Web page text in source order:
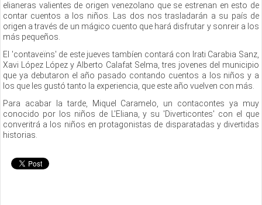
elianeras valientes de origen venezolano que se estrenan en esto de
contar cuentos a los niños. Las dos nos trasladarán a su país de
origen a través de un mágico cuento que hará disfrutar y sonreir a los
más pequeños.
El 'contaveïns' de este jueves tambíen contará con Irati Carabia Sanz,
Xavi López López y Alberto Calafat Selma, tres jovenes del municipio
que ya debutaron el año pasado contando cuentos a los niños y a
los que les gustó tanto la experiencia, que este año vuelven con más.
Para acabar la tarde, Miquel Caramelo, un contacontes ya muy
conocido por los niños de L'Eliana, y su 'Diverticontes' con el que
converitrá a los niños en protagonistas de disparatadas y divertidas
historias.